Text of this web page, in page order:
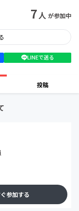
7人 が参加中
LINEで送る
投稿
参加する